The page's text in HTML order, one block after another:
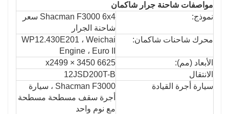
مواصفات شاحنة جرار شاكمان
نموذج:
Shacman F3000 6x4 سعر
شاحنة الجرار
محرك شاحنات شاكمان:
WP12.430E201 ، Weichai
Engine ، Euro II
الأبعاد (مم):
6625 x2499 × 3450
الانتقال
12JSD200T-B
سيارة أجرة القيادة
Shacman F3000 ، سيارة
أجرة سقف مسطحة مسطحة
مع نوم واحد